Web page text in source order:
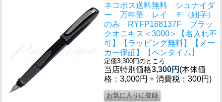
ネコポス送料無料 シュナイダ
ー 万年筆 レイ Ｆ（細字）
のみ RYFP168137F ブラッ
クオニキス＜3000＞【名入れ不
可】【ラッピング無料】【メー
カー保証】【ペンタイム】
定価3,300円のところ
当店特別価格3,300円 (本体価
格：3,000円 + 消費税：300円)